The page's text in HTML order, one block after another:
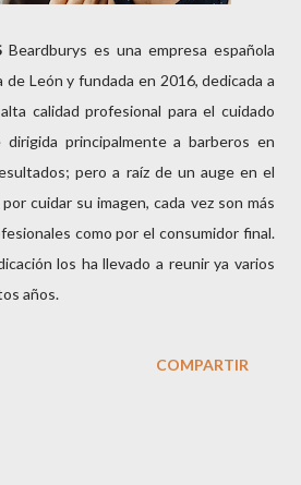
Beardburys es una empresa española
León y fundada en 2016, dedicada a
calidad profesional para el cuidado
dirigida principalmente a barberos en
pero a raíz de un auge en el
cuidar su imagen, cada vez son más
como por el consumidor final.
los ha llevado a reunir ya varios
años.
COMPARTIR